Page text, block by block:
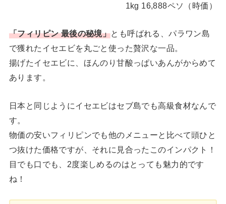
1kg 16,888ペソ（時価）
「フィリピン 最後の秘境」とも呼ばれる、パラワン島
で獲れたイセエビを丸ごと使った贅沢な一品。
揚げたイセエビに、ほんのり甘酸っぱいあんがからめて
あります。
日本と同じようにイセエビはセブ島でも高級食材なんで
す。
物価の安いフィリピンでも他のメニューと比べて頭ひと
つ抜けた価格ですが、それに見合ったこのインパクト！
目でも口でも、2度楽しめるのはとっても魅力的です
ね！